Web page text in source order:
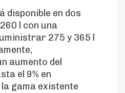
disponible en dos
l con una
275 y 365 l
aumento del
el 9% en
gama existente